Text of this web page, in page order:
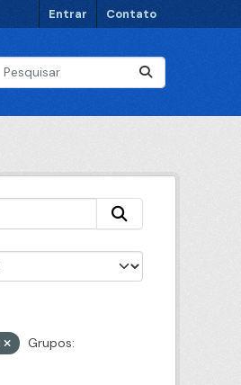
Entrar Contato
Grupos: